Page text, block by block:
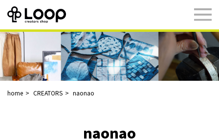
home CREATORS naonao
naonao